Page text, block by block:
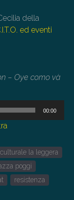
della
ed eventi
– Oye como và
00:00
la leggera
poggi
resistenza